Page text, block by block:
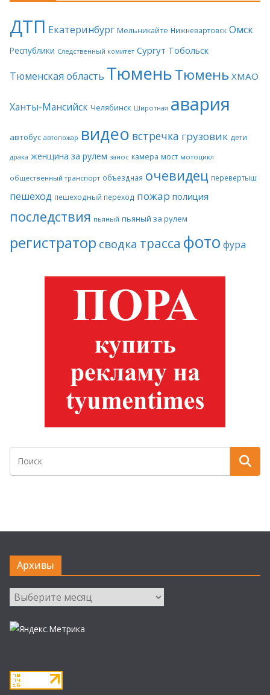
ДТП Екатеринбург Мельникайте Нижневартовск Омск
Республики Следственный комитет Сургут Тобольск
Тюменская область ТюменьТюмень ХМАО
Ханты-Мансийск Челябинск Широтная авария
автобус автопожар видео встречка грузовик дети
драка женщина за рулем занос камера мост мотоцикл
общественный транспорт объездная очевидец перевертыш
пешеход пешеходный переход пожар полиция
последствия пьяный пьяный за рулем
регистратор сводка трасса фото фура
Архивы
Архивы